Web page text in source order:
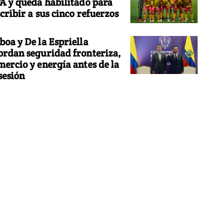
a sus cinco refuerzos
y De la Espriella
seguridad fronteriza,
y energía antes de la